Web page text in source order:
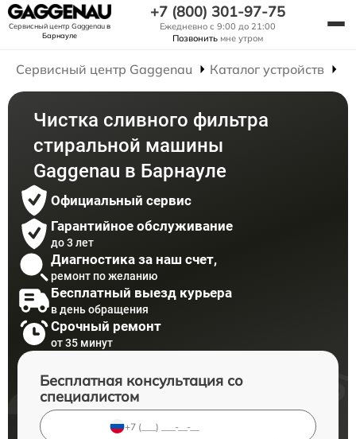
Сервисный центр Gaggenauв
Барнауле
+7 (800) 301-97-75
Ежедневно с 9:00 до 21:00
Позвонить мне утром
Сервисный центр Gaggenau Каталог устройств
Чистка сливного фильтра
стиральной машины
Gaggenau в Барнауле
Официальный сервис
Гарантийное обслуживание
до 3 лет
Диагностика за наш счет,
ремонт по желанию
Бесплатный выезд курьера
в день обращения
Срочный ремонт
от 35 минут
Бесплатная консультация со
специалистом